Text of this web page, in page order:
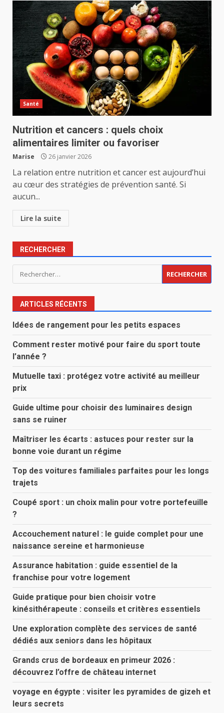
Santé
Nutrition et cancers : quels choix
alimentaires limiter ou favoriser
Marise 26 janvier 2026
La relation entre nutrition et cancer est aujourd’hui
au cœur des stratégies de prévention santé. Si
aucun...
Lire la suite
RECHERCHER
Rechercher :
ARTICLES RÉCENTS
Idées de rangement pour les petits espaces
Comment rester motivé pour faire du sport toute
l’année ?
Mutuelle taxi : protégez votre activité au meilleur
prix
Guide ultime pour choisir des luminaires design
sans se ruiner
Maîtriser les écarts : astuces pour rester sur la
bonne voie durant un régime
Top des voitures familiales parfaites pour les longs
trajets
Coupé sport : un choix malin pour votre portefeuille
?
Accouchement naturel : le guide complet pour une
naissance sereine et harmonieuse
Assurance habitation : guide essentiel de la
franchise pour votre logement
Guide pratique pour bien choisir votre
kinésithérapeute : conseils et critères essentiels
Une exploration complète des services de santé
dédiés aux seniors dans les hôpitaux
Grands crus de bordeaux en primeur 2026 :
découvrez l’offre de château internet
voyage en égypte : visiter les pyramides de gizeh et
leurs secrets